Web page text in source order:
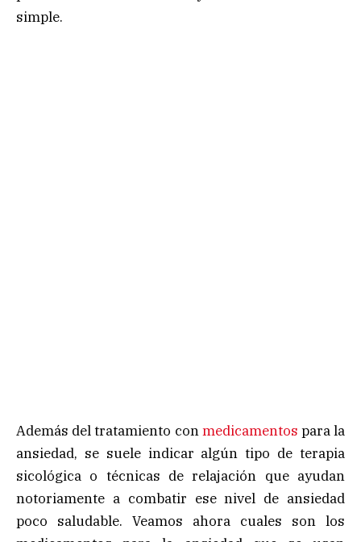
simple.
Además del tratamiento conmedicamentos para la
ansiedad, se suele indicar algún tipo de terapia
sicológica o técnicas de relajación que ayudan
notoriamente a combatir ese nivel de ansiedad
poco saludable. Veamos ahora cuales son los